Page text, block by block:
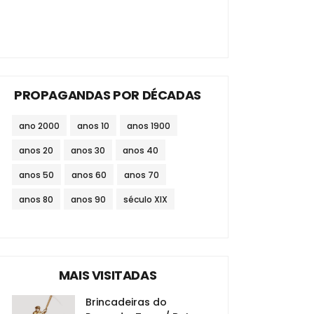
PROPAGANDAS POR DÉCADAS
ano 2000 anos 10 anos 1900
anos 20 anos 30 anos 40
anos 50 anos 60 anos 70
anos 80 anos 90 século XIX
MAIS VISITADAS
Brincadeiras do